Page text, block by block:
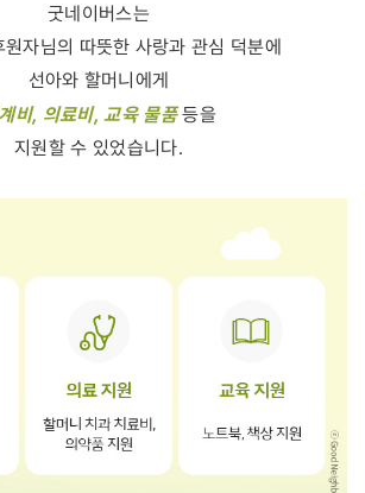
굿네이버스는
자님의 따뜻한 사랑과 관심 덕분에
선아와 할머니에게
비, 의료비, 교육 물품 등을
지원할 수 있었습니다.